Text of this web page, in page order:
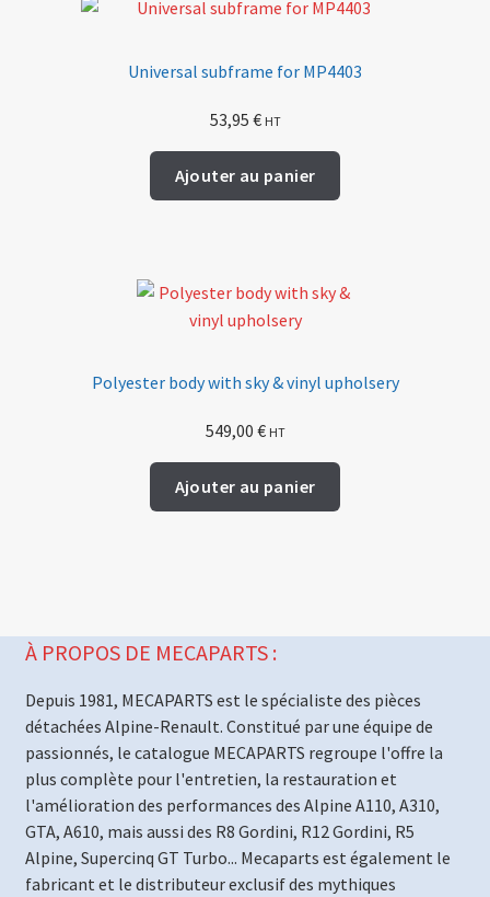
Universal subframe for MP4403
53,95 € HT
Ajouter au panier
Polyester body with sky & vinyl upholsery
549,00 € HT
Ajouter au panier
À PROPOS DE MECAPARTS :
Depuis 1981, MECAPARTS est le spécialiste des pièces
détachées Alpine-Renault. Constitué par une équipe de
passionnés, le catalogue MECAPARTS regroupe l'offre la
plus complète pour l'entretien, la restauration et
l'amélioration des performances des Alpine A110, A310,
GTA, A610, mais aussi des R8 Gordini, R12 Gordini, R5
Alpine, Supercinq GT Turbo... Mecaparts est également le
fabricant et le distributeur exclusif des mythiques